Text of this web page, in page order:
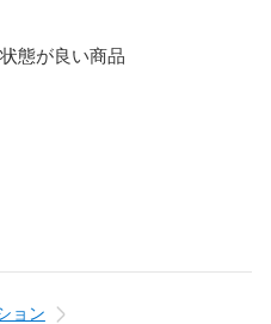
態が良い商品
ご確認ください。）
属品はございません。
ョン